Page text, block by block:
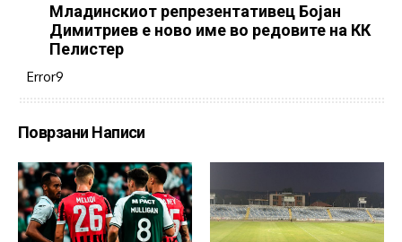
Младинскиот репрезентативец Бојан
Димитриев е ново име во редовите на КК
Пелистер
Error9
Поврзани Написи